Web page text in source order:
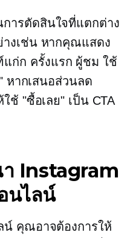
ารตัดสินใจที่แตกต่าง
งเช่น หากคุณแสดง
ก่ก ครั้งแรก ผู้ชม ใช้
หากเสนอส่วนลด
ช้ "ซื้อเลย" เป็น CTA
Instagram
นไลน์
คุณอาจต้องการให้